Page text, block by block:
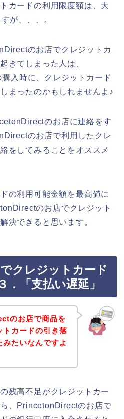
カードの利用限度額は、大
が、、、。
のお店でクレジットカ
きてしまった人は、
入時に、クレジットカード
まったのかもしれませんよ♪
のお店に連絡をす
のお店で利用したクレ
をしてみることをオススメ
の利用可能金額を最高値に
のお店でクレジット
決できると思います。
クレジットカード
．「支払い遅延」
のお店で商品を
トカードの引き落
みたいなんですよ
残高不足がクレジットカー
、PrincetonDirectのお店で